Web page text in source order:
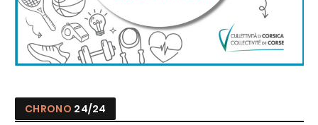
CHRONO 24/24